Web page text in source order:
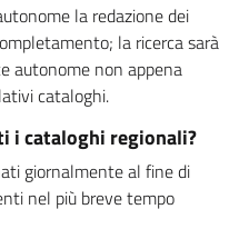
la redazione dei
la ricerca sarà
autonome non appena
cataloghi.
i cataloghi regionali?
giornalmente al fine di
nel più breve tempo